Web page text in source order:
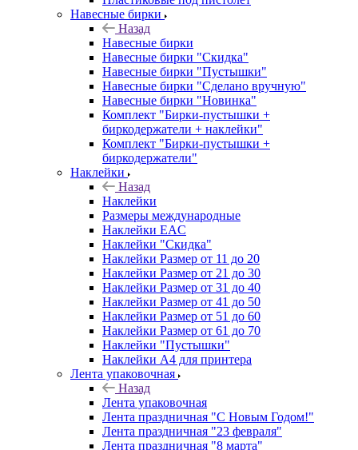
Навесные бирки
Назад
Навесные бирки
Навесные бирки "Скидка"
Навесные бирки "Пустышки"
Навесные бирки "Сделано вручную"
Навесные бирки "Новинка"
Комплект "Бирки-пустышки +
биркодержатели + наклейки"
Комплект "Бирки-пустышки +
биркодержатели"
Наклейки
Назад
Наклейки
Размеры международные
Наклейки EAC
Наклейки "Скидка"
Наклейки Размер от 11 до 20
Наклейки Размер от 21 до 30
Наклейки Размер от 31 до 40
Наклейки Размер от 41 до 50
Наклейки Размер от 51 до 60
Наклейки Размер от 61 до 70
Наклейки "Пустышки"
Наклейки А4 для принтера
Лента упаковочная
Назад
Лента упаковочная
Лента праздничная "С Новым Годом!"
Лента праздничная "23 февраля"
Лента праздничная "8 марта"